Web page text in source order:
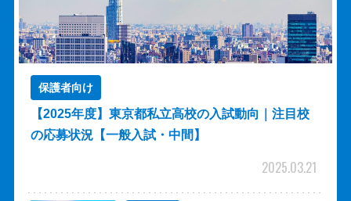
保護者向け
【2025年度】東京都私立高校の入試動向｜注目校
の応募状況【一般入試・中間】
2025.03.21